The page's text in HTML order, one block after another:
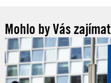
Mohlo by Vás zajímat